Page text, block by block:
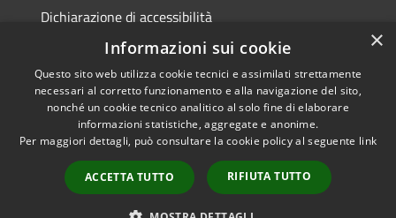
Dichiarazione di accessibilità
Accessibilità
Privacy
Mappa del sito
Area riservata dipendenti
Copyright © 2026 • Comune di
Caltanissetta • Powered by
Municipium•Accesso
redazione
×
Informazioni sui cookie
Questo sito web utilizza cookie tecnici e assimilati strettamente
necessari al corretto funzionamento e alla navigazione del sito,
nonché un cookie tecnico analitico al solo fine di elaborare
informazioni statistiche, aggregate e anonime.
Per maggiori dettagli, può consultare la cookie policy al seguente link
ACCETTA TUTTO RIFIUTA TUTTO